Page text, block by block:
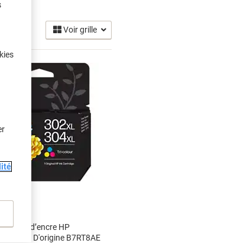
Voir grille
jet d’encre HP
304XL D'origine B7RT8AE